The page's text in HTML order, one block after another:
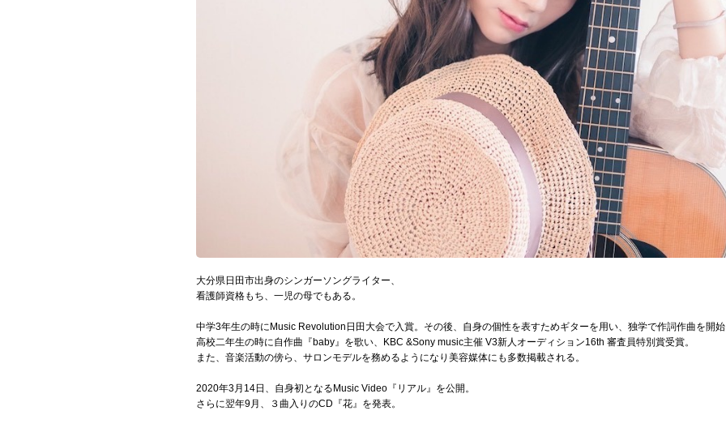
大分県日田市出身のシンガーソングライター、
看護師資格もち、一児の母でもある。
中学3年生の時にMusic Revolution日田大会で入賞。その後、自身の個性を表すためギターを用い、独学で作詞作曲を開
高校二年生の時に自作曲『baby』を歌い、KBC &Sony music主催 V3新人オーディション16th 審査員特別賞受賞。
また、音楽活動の傍ら、サロンモデルを務めるようになり美容媒体にも多数掲載される。
2020年3月14日、自身初となるMusic Video『リアル』を公開。
さらに翌年9月、３曲入りのCD『花』を発表。